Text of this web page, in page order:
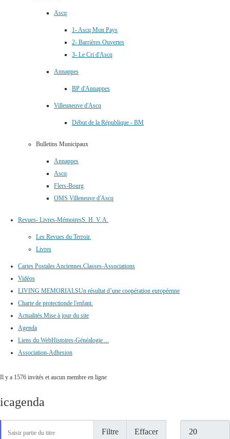
Ascq
1- Ascq Mon Pays
2- Barrières Ouvertes
3- Le Cri d'Ascq
Annappes
BP d'Annappes
Villeuneuve d'Ascq
Début de la République - BM
Bulletins Municipaux
Annappes
Ascq
Flers-Bourg
OMS Villeneuve d'Ascq
Revues- Livres-MémoiresS. H. V. A.
Les Revues du Terroir.
Livres
Cartes Postales Anciennes.Classes-Associations
Vidéos
LIVING MEMORIALSUn résultat d’une coopération européenne
Charte de protectionde l'enfant.
Actualités.Mise à jour du site
Agenda
Liens du WebHistoires-Généalogie ...
Association-Adhesion
Il y a 1576 invités et aucun membre en ligne
icagenda
Filtre Effacer